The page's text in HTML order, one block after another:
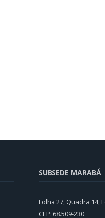
SUBSEDE MARABÁ
Folha 27, Quadra 14,
CEP: 68.509-230